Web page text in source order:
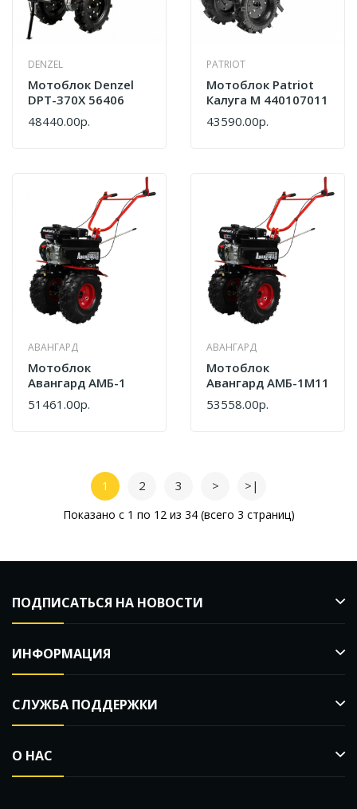
DENZEL
Мотоблок Denzel
DPT-370X 56406
48440.00р.
PATRIOT
Мотоблок Patriot
Калуга М 440107011
43590.00р.
АВАНГАРД
Мотоблок
Авангард АМБ-1
51461.00р.
АВАНГАРД
Мотоблок
Авангард АМБ-1М11
53558.00р.
1 2 3 > >|
Показано с 1 по 12 из 34 (всего 3 страниц)
ПОДПИСАТЬСЯ НА НОВОСТИ
ИНФОРМАЦИЯ
СЛУЖБА ПОДДЕРЖКИ
О НАС